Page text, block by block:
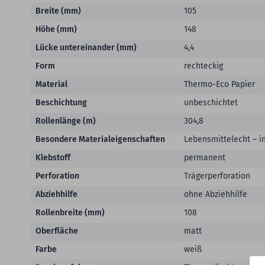
Breite (mm)
105
Höhe (mm)
148
Lücke untereinander (mm)
4,4
Form
rechteckig
Material
Thermo-Eco Papier
Beschichtung
unbeschichtet
Rollenlänge (m)
304,8
Besondere Materialeigenschaften
Lebensmittelecht –
Klebstoff
permanent
Perforation
Trägerperforation
Abziehhilfe
ohne Abziehhilfe
Rollenbreite (mm)
108
Oberfläche
matt
Farbe
weiß